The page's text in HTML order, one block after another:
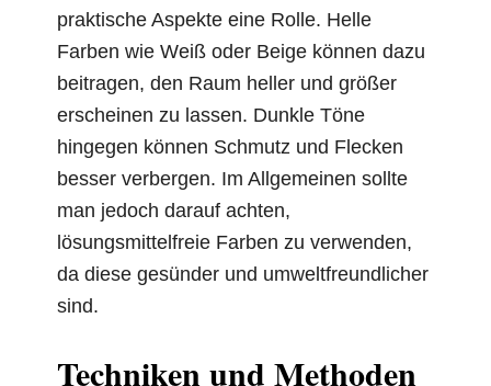
praktische Aspekte eine Rolle. Helle
Farben wie Weiß oder Beige können dazu
beitragen, den Raum heller und größer
erscheinen zu lassen. Dunkle Töne
hingegen können Schmutz und Flecken
besser verbergen. Im Allgemeinen sollte
man jedoch darauf achten,
lösungsmittelfreie Farben zu verwenden,
da diese gesünder und umweltfreundlicher
sind.
Techniken und Methoden